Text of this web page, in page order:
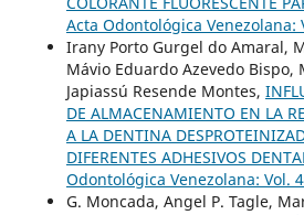
Acta Odontológica Venezolana:
Irany Porto Gurgel do Amaral,
Mávio Eduardo Azevedo Bispo,
Japiassú Resende Montes,
DE ALMACENAMIENTO EN LA
A LA DENTINA
DIFERENTES ADHESIVOS
Odontológica Venezolana: Vol.
G. Moncada, Angel P. Tagle,